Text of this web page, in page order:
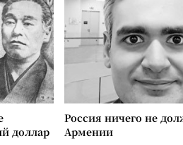
доллар
Россия ничего не
Армении